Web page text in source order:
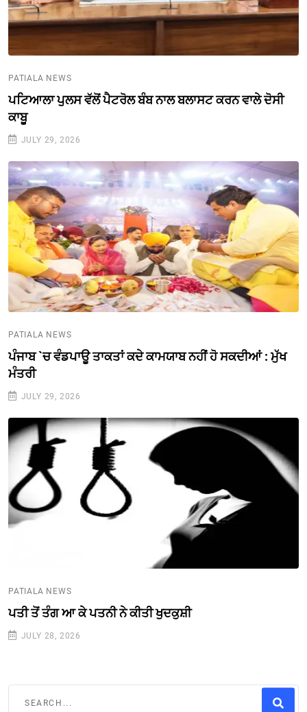
PATIALA NEWS
ਪਟਿਆਲਾ ਪੁਲਸ ਵੱਲੋਂ ਪੈਟਰੋਲ ਬੰਬ ਨਾਲ ਬਲਾਸਟ ਕਰਨ ਵਾਲੇ ਦੋਸੀ
ਕਾਬੂ
JULY 29, 2026
PATIALA NEWS
ਪੰਜਾਬ `ਚ ਵੰਡਪਾਊ ਤਾਕਤਾਂ ਕਦੇ ਕਾਮਯਾਬ ਨਹੀਂ ਹੋ ਸਕਦੀਆਂ : ਮੁੱਖ
ਮੰਤਰੀ
JULY 29, 2026
PATIALA NEWS
ਪਤੀ ਤੋਂ ਤੰਗ ਆ ਕੇ ਪਤਨੀ ਨੇ ਕੀਤੀ ਖੁਦਕੁਸ਼ੀ
JULY 28, 2026